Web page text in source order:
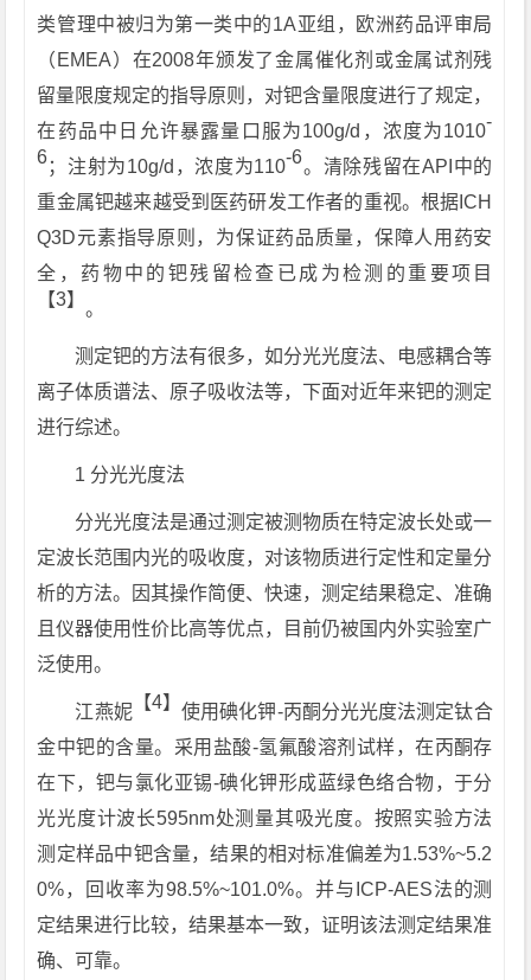
类管理中被归为第一类中的1A亚组，欧洲药品评审局
（EMEA）在2008年颁发了金属催化剂或金属试剂残
留量限度规定的指导原则，对钯含量限度进行了规定，
在药品中日允许暴露量口服为100g/d，浓度为1010-
6；注射为10g/d，浓度为110-6。清除残留在API中的
重金属钯越来越受到医药研发工作者的重视。根据ICH
Q3D元素指导原则，为保证药品质量，保障人用药安
全，药物中的钯残留检查已成为检测的重要项目
【3】 。
测定钯的方法有很多，如分光光度法、电感耦合等
离子体质谱法、原子吸收法等，下面对近年来钯的测定
进行综述。
1 分光光度法
分光光度法是通过测定被测物质在特定波长处或一
定波长范围内光的吸收度，对该物质进行定性和定量分
析的方法。因其操作简便、快速，测定结果稳定、准确
且仪器使用性价比高等优点，目前仍被国内外实验室广
泛使用。
江燕妮 【4】 使用碘化钾-丙酮分光光度法测定钛合
金中钯的含量。采用盐酸-氢氟酸溶剂试样，在丙酮存
在下，钯与氯化亚锡-碘化钾形成蓝绿色络合物，于分
光光度计波长595nm处测量其吸光度。按照实验方法
测定样品中钯含量，结果的相对标准偏差为1.53%~5.2
0%，回收率为98.5%~101.0%。并与ICP-AES法的测
定结果进行比较，结果基本一致，证明该法测定结果准
确、可靠。